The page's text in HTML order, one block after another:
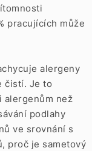
pracujících může
alergeny
čistí. Je to
alergenům než
podlahy
ve srovnání s
proč je sametový